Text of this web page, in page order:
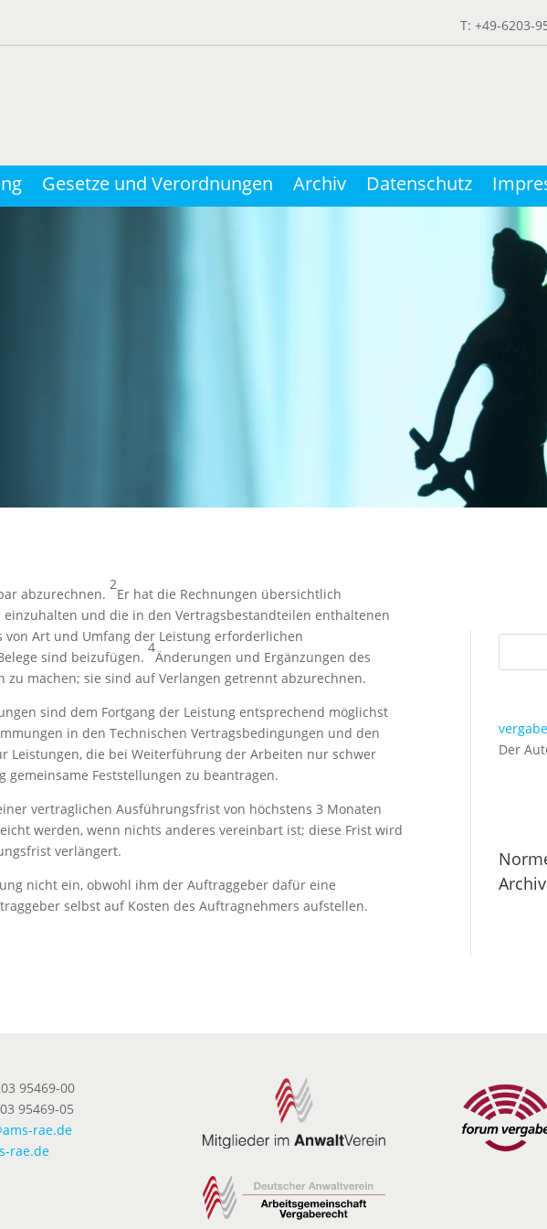
T: +49-6203-
Gesetze und Verordnungen Archiv Datenschutz
abzurechnen.
2
Er hat die Rechnungen übersichtlich
und die in den Vertragsbestandteilen enthaltenen
von Art und Umfang der Leistung erforderlichen
sind beizufügen.
4
Änderungen und Ergänzungen des
machen; sie sind auf Verlangen getrennt abzurechnen.
sind dem Fortgang der Leistung entsprechend möglichst
in den Technischen Vertragsbedingungen und den
Leistungen, die bei Weiterführung der Arbeiten nur schwer
Feststellungen zu beantragen.
vertraglichen Ausführungsfrist von höchstens 3 Monaten
werden, wenn nichts anderes vereinbart ist; diese Frist wird
verlängert.
nicht ein, obwohl ihm der Auftraggeber dafür eine
selbst auf Kosten des Auftragnehmers aufstellen.
Der
Archiv
95469-00
95469-05
rae.de
rae.de